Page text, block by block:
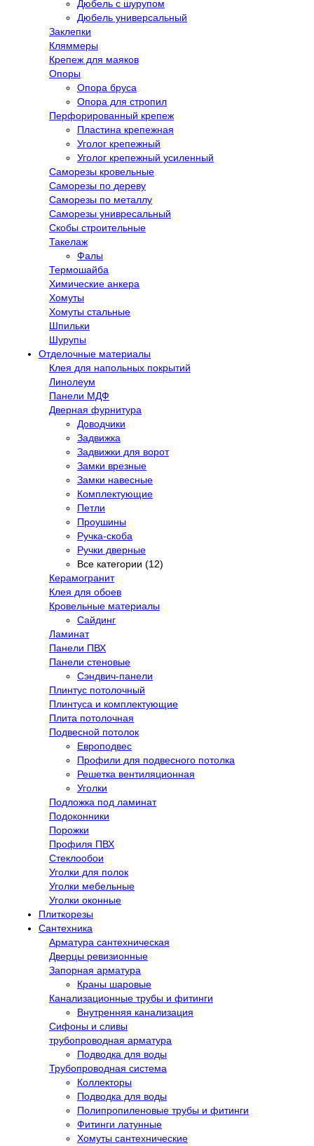
Дюбель с шурупом
Дюбель универсальный
Заклепки
Кляммеры
Крепеж для маяков
Опоры
Опора бруса
Опора для стропил
Перфорированный крепеж
Пластина крепежная
Уголог крепежный
Уголог крепежный усиленный
Саморезы кровельные
Саморезы по дереву
Саморезы по металлу
Саморезы унивресальный
Скобы строительные
Такелаж
Фалы
Термошайба
Химические анкера
Хомуты
Хомуты стальные
Шпильки
Шурупы
Отделочные материалы
Клея для напольных покрытий
Линолеум
Панели МДФ
Дверная фурнитура
Доводчики
Задвижка
Задвижки для ворот
Замки врезные
Замки навесные
Комплектующие
Петли
Проушины
Ручка-скоба
Ручки дверные
Все категории (12)
Керамогранит
Клея для обоев
Кровельные материалы
Сайдинг
Ламинат
Панели ПВХ
Панели стеновые
Сэндвич-панели
Плинтус потолочный
Плинтуса и комплектующие
Плита потолочная
Подвесной потолок
Европодвес
Профили для подвесного потолка
Решетка вентиляционная
Уголки
Подложка под ламинат
Подоконники
Порожки
Профиля ПВХ
Стеклообои
Уголки для полок
Уголки мебельные
Уголки оконные
Плиткорезы
Сантехника
Арматура сантехническая
Дверцы ревизионные
Запорная арматура
Краны шаровые
Канализационные трубы и фитинги
Внутренняя канализация
Сифоны и сливы
трубопроводная арматура
Подводка для воды
Трубопроводная система
Коллекторы
Подводка для воды
Полипропиленовые трубы и фитинги
Фитинги латунные
Хомуты сантехнические